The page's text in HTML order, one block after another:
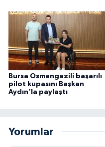
Bursa Osmangazili başarılı
pilot kupasını Başkan
Aydın'la paylaştı
Yorumlar